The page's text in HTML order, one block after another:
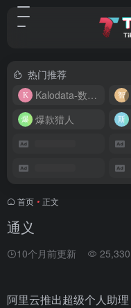
热门推荐
Kalodata-数据分析平台
爆款猎人
首页 • 正文
通义
10个月前更新 25,330
阿里云推出超级个人助理